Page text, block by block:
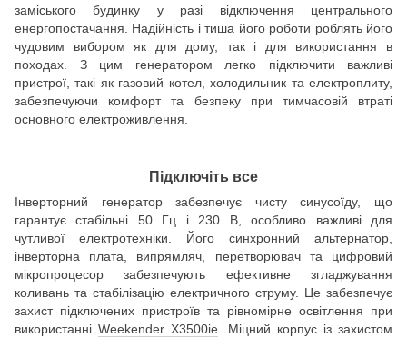
заміського будинку у разі відключення центрального
енергопостачання. Надійність і тиша його роботи роблять його
чудовим вибором як для дому, так і для використання в
походах. З цим генератором легко підключити важливі
пристрої, такі як газовий котел, холодильник та електроплиту,
забезпечуючи комфорт та безпеку при тимчасовій втраті
основного електроживлення.
Підключіть все
Інверторний генератор забезпечує чисту синусоїду, що
гарантує стабільні 50 Гц і 230 В, особливо важливі для
чутливої електротехніки. Його синхронний альтернатор,
інверторна плата, випрямляч, перетворювач та цифровий
мікропроцесор забезпечують ефективне згладжування
коливань та стабілізацію електричного струму. Це забезпечує
захист підключених пристроїв та рівномірне освітлення при
використанні Weekender X3500ie . Міцний корпус із захистом